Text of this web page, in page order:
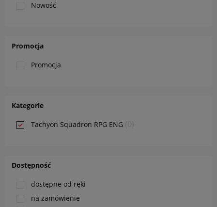
Nowość
Promocja
Promocja
Kategorie
Tachyon Squadron RPG ENG
Dostępność
dostępne od ręki
na zamówienie